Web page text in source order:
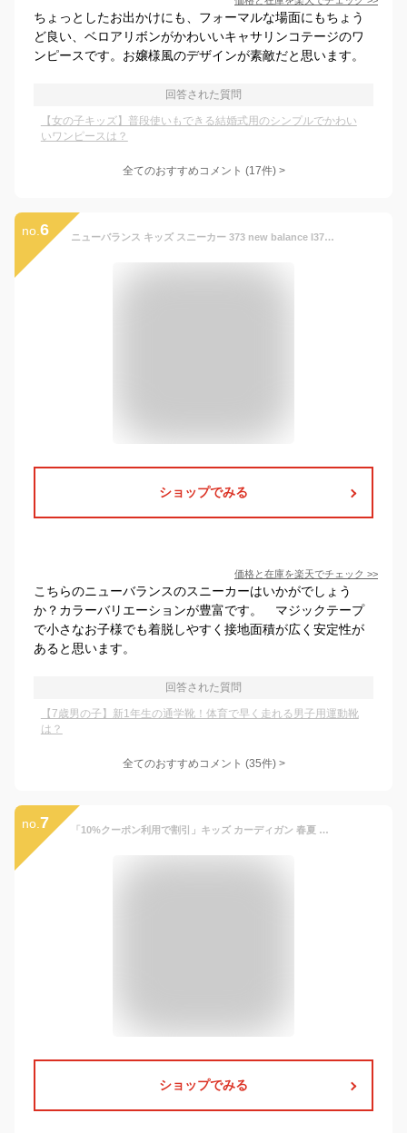
ちょっとしたお出かけにも、フォーマルな場面にもちょう
ど良い、ベロアリボンがかわいいキャサリンコテージのワ
ンピースです。お嬢様風のデザインが素敵だと思います。
回答された質問
【女の子キッズ】普段使いもできる結婚式用のシンプルでかわい
いワンピースは？
全てのおすすめコメント (17件) >
no. 6 ニューバランス キッズ スニーカー 373 new balance I373 IZ373 子供靴 運動会 通園 通学 ベビー グレー ブラック ネイビー ベージュ ホワイト ピンク レッド ブルー ブラウン イエロー NB
ショップでみる
価格と在庫を楽天でチェック >>
こちらのニューバランスのスニーカーはいかがでしょう
か？カラーバリエーションが豊富です。 マジックテープ
で小さなお子様でも着脱しやすく接地面積が広く安定性が
あると思います。
回答された質問
【7歳男の子】新1年生の通学靴！体育で早く走れる男子用運動靴
は？
全てのおすすめコメント (35件) >
no. 7 「10%クーポン利用で割引」キッズ カーディガン 春夏 紫外線対策 uvカット カーディガン 子供 カーディガン 薄手 女の子 カーディガン 長袖 子供服 サマーカーディガン vネック UV ボレロ 女子 シンプル スクール カジュアル フォーマル 夏 ベーシック 冷房対策
ショップでみる